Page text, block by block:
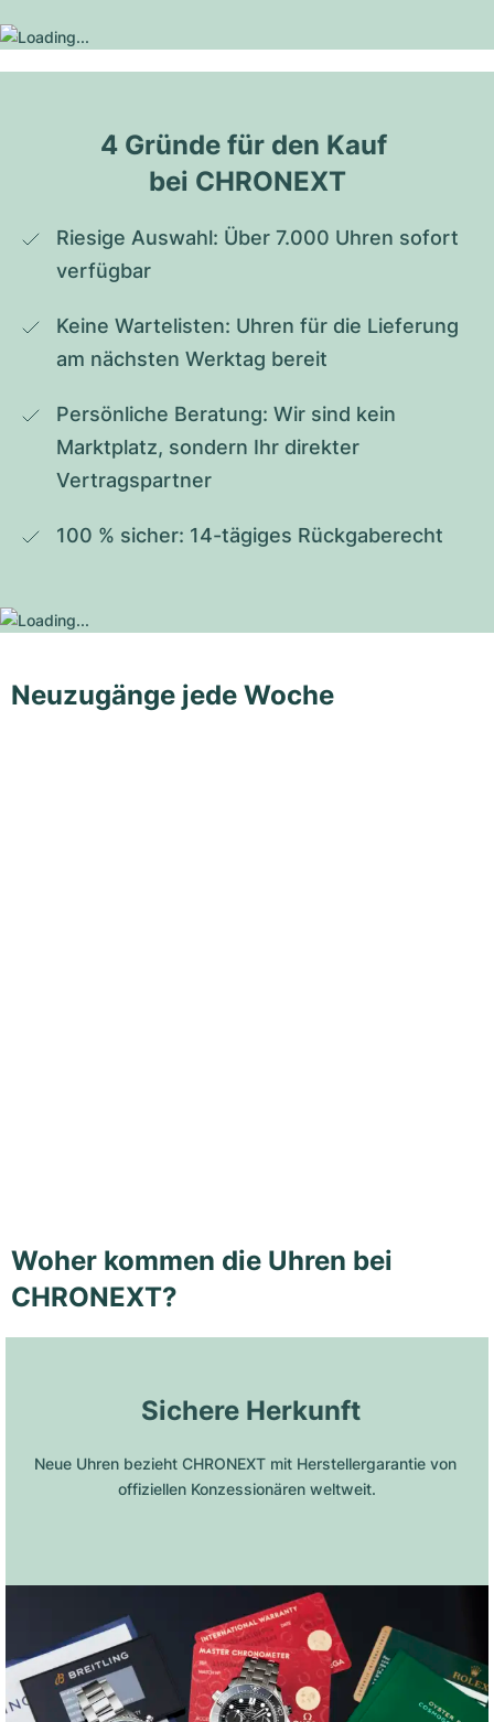
4 Gründe für den Kauf
bei CHRONEXT
Riesige Auswahl: Über 7.000 Uhren sofort
verfügbar
Keine Wartelisten: Uhren für die Lieferung
am nächsten Werktag bereit
Persönliche Beratung: Wir sind kein
Marktplatz, sondern Ihr direkter
Vertragspartner
100 % sicher: 14-tägiges Rückgaberecht
Neuzugänge jede Woche
Woher kommen die Uhren bei
CHRONEXT?
Sichere Herkunft
Neue Uhren bezieht CHRONEXT mit Herstellergarantie von
offiziellen Konzessionären weltweit.